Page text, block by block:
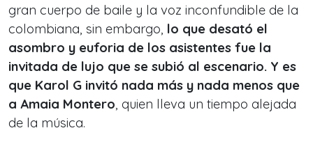
gran cuerpo de baile y la voz inconfundible de la
colombiana, sin embargo, lo que desató el
asombro y euforia de los asistentes fue la
invitada de lujo que se subió al escenario. Y es
que Karol G invitó nada más y nada menos que
a Amaia Montero, quien lleva un tiempo alejada
de la música.